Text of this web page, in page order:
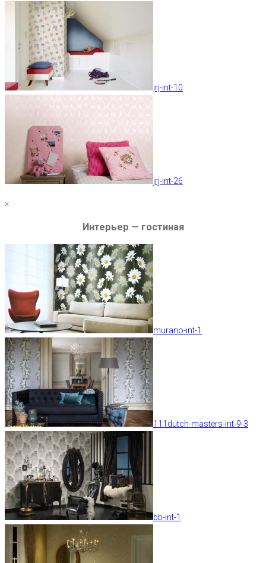
jrj-int-10
jrj-int-26
×
Интерьер — гостиная
murano-int-1
111dutch-masters-int-9-3
bb-int-1